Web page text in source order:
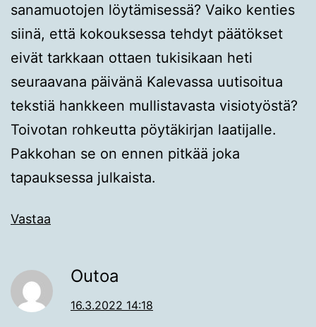
sanamuotojen löytämisessä? Vaiko kenties
siinä, että kokouksessa tehdyt päätökset
eivät tarkkaan ottaen tukisikaan heti
seuraavana päivänä Kalevassa uutisoitua
tekstiä hankkeen mullistavasta visiotyöstä?
Toivotan rohkeutta pöytäkirjan laatijalle.
Pakkohan se on ennen pitkää joka
tapauksessa julkaista.
Vastaa
Outoa
16.3.2022 14:18